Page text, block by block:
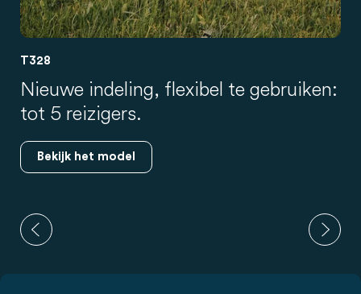
T328
Nieuwe indeling, flexibel te gebruiken:
tot 5 reizigers.
Bekijk het model